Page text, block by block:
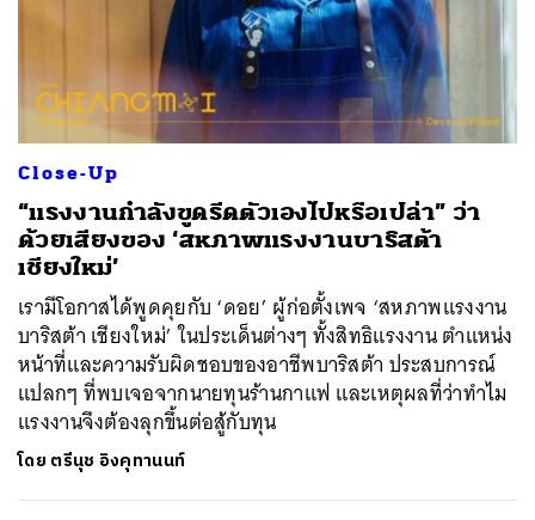
Close-Up
“แรงงานกำลังขูดรีดตัวเองไปหรือเปล่า” ว่า
ด้วยเสียงของ ‘สหภาพแรงงานบาริสต้า
เชียงใหม่’
เรามีโอกาสได้พูดคุยกับ ‘ดอย’ ผู้ก่อตั้งเพจ ‘สหภาพแรงงาน
บาริสต้า เชียงใหม่’ ในประเด็นต่างๆ ทั้งสิทธิแรงงาน ตำแหน่ง
หน้าที่และความรับผิดชอบของอาชีพบาริสต้า ประสบการณ์
แปลกๆ ที่พบเจอจากนายทุนร้านกาแฟ และเหตุผลที่ว่าทำไม
แรงงานจึงต้องลุกขึ้นต่อสู้กับทุน
โดย ตรีนุช อิงคุทานนท์